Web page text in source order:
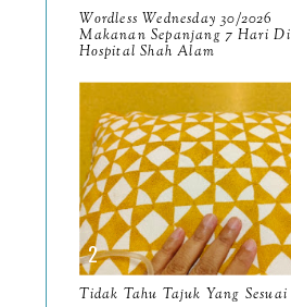
September
August8
June10
May9
April9
March11
Wordless Wednesday 30/2026
Makanan Sepanjang 7 Hari Di
Hospital Shah Alam
Tidak Tahu Tajuk Yang Sesuai